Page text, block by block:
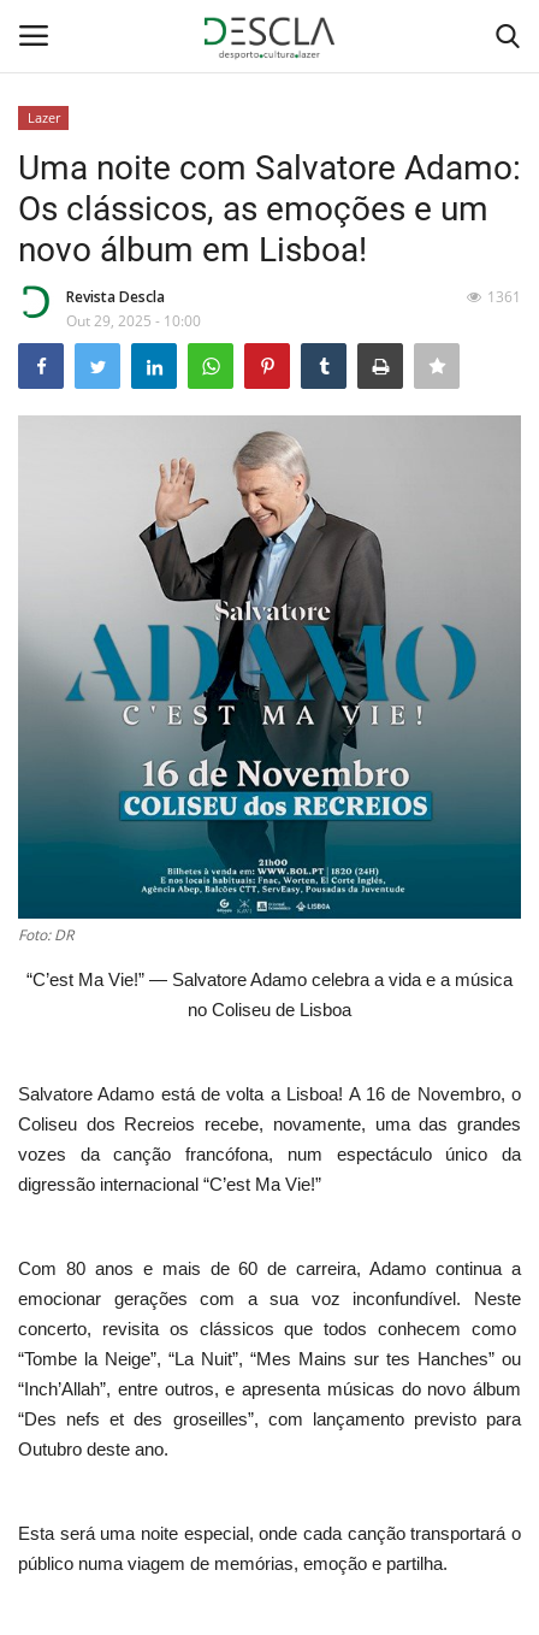
Home
Desporto
Estatuto Editorial
Ficha técnica
Lazer
Uma noite com Salvatore Adamo:
Os clássicos, as emoções e um
novo álbum em Lisboa!
Revista Descla
Out 29, 2025 - 10:00
1361
Foto: DR
“C’est Ma Vie!” — Salvatore Adamo celebra a vida e a música
no Coliseu de Lisboa
Salvatore Adamo está de volta a Lisboa! A 16 de Novembro, o
Coliseu dos Recreios recebe, novamente, uma das grandes
vozes da canção francófona, num espectáculo único da
digressão internacional “C’est Ma Vie!”
Com 80 anos e mais de 60 de carreira, Adamo continua a
emocionar gerações com a sua voz inconfundível. Neste
concerto, revisita os clássicos que todos conhecem como
“Tombe la Neige”, “La Nuit”, “Mes Mains sur tes Hanches” ou
“Inch’Allah”, entre outros, e apresenta músicas do novo álbum
“Des nefs et des groseilles”, com lançamento previsto para
Outubro deste ano.
Esta será uma noite especial, onde cada canção transportará o
público numa viagem de memórias, emoção e partilha.